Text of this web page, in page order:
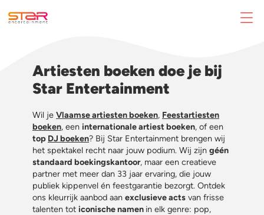
Artiesten boeken doe je bij
Star Entertainment
Wil je Vlaamse artiesten boeken, Feestartiesten
boeken, een internationale artiest boeken, of een
top DJ boeken? Bij Star Entertainment brengen wij
het spektakel recht naar jouw podium. Wij zijn géén
standaard boekingskantoor, maar een creatieve
partner met meer dan 33 jaar ervaring, die jouw
publiek kippenvel én feestgarantie bezorgt. Ontdek
ons kleurrijk aanbod aan exclusieve acts van frisse
talenten tot iconische namen in elk genre: pop,